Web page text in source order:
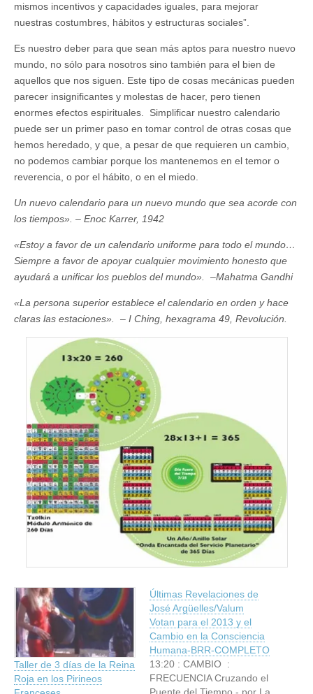
mismos incentivos y capacidades iguales, para mejorar
nuestras costumbres, hábitos y estructuras sociales”.
Es nuestro deber para que sean más aptos para nuestro nuevo
mundo, no sólo para nosotros sino también para el bien de
aquellos que nos siguen. Este tipo de cosas mecánicas pueden
parecer insignificantes y molestas de hacer, pero tienen
enormes efectos espirituales. Simplificar nuestro calendario
puede ser un primer paso en tomar control de otras cosas que
hemos heredado, y que, a pesar de que requieren un cambio,
no podemos cambiar porque los mantenemos en el temor o
reverencia, o por el hábito, o en el miedo.
Un nuevo calendario para un nuevo mundo que sea acorde con
los tiempos». – Enoc Karrer, 1942
«Estoy a favor de un calendario uniforme para todo el mundo…
Siempre a favor de apoyar cualquier movimiento honesto que
ayudará a unificar los pueblos del mundo». –Mahatma Gandhi
«La persona superior establece el calendario en orden y hace
claras las estaciones». – I Ching, hexagrama 49, Revolución.
Taller de 3 días de la Reina
Roja en los Pirineos
Últimas Revelaciones de
José Argüelles/Valum
Votan para el 2013 y el
Cambio en la Consciencia
Humana-BRR-COMPLETO
13:20 : CAMBIO :
FRECUENCIA Cruzando el